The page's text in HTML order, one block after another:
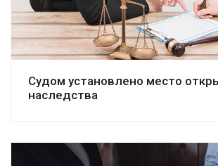
Судом установлено место
наследства